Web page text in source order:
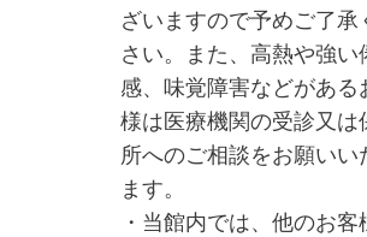
ざいますので予めご了承
さい。また、高熱や強い
感、味覚障害などがある
様は医療機関の受診又は
所へのご相談をお願いい
ます。
・当館内では、他のお客